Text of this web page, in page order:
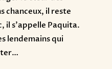
chanceux, il reste
il s’appelle Paquita.
lendemains qui